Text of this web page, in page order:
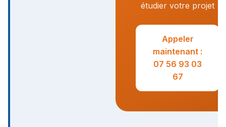
étudier votre projet
Appeler
maintenant :
07 56 93 03
67